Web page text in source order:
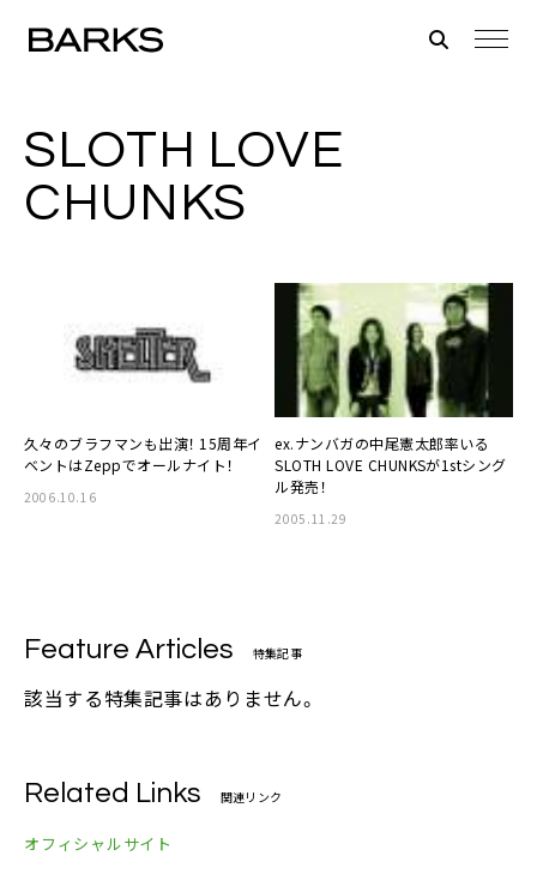
SLOTH LOVE
CHUNKS
久々のブラフマンも出演！ 15周年イ
ベントはZeppでオールナイト！
2006.10.16
ex.ナンバガの中尾憲太郎率いる
SLOTH LOVE CHUNKSが1stシング
ル発売！
2005.11.29
Feature Articles 特集記事
該当する特集記事はありません。
Related Links 関連リンク
オフィシャルサイト